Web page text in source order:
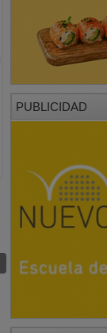
PUBLICIDAD